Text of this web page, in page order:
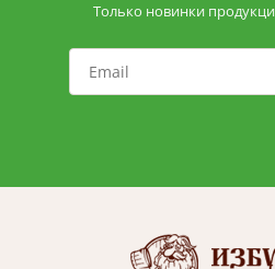
Только новинки